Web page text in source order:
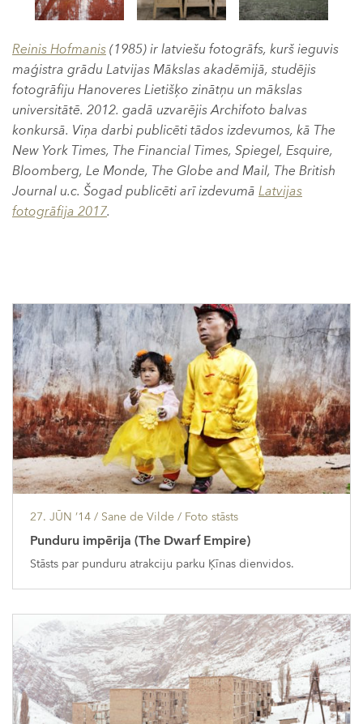
Reinis Hofmanis(1985) ir latviešu fotogrāfs, kurš ieguvis
maģistra grādu Latvijas Mākslas akadēmijā, studējis
fotogrāfiju Hanoveres Lietišķo zinātņu un mākslas
universitātē. 2012. gadā uzvarējis Archifoto balvas
konkursā. Viņa darbi publicēti tādos izdevumos, kā The
New York Times, The Financial Times, Spiegel, Esquire,
Bloomberg, Le Monde, The Globe and Mail, The British
Journal u.c. Šogad publicēti arī izdevumā Latvijas
fotogrāfija 2017.
27. JŪN ’14 / Sane de Vilde / Foto stāsts
Punduru impērija (The Dwarf Empire)
Stāsts par punduru atrakciju parku Ķīnas dienvidos.